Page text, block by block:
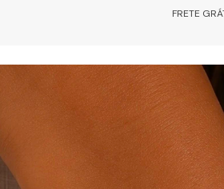
FRETE